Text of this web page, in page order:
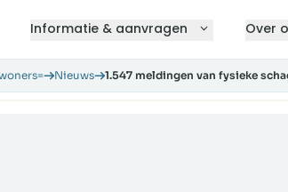
Informatie & aanvragen Over
Nieuws 1.547 meldingen van fysieke